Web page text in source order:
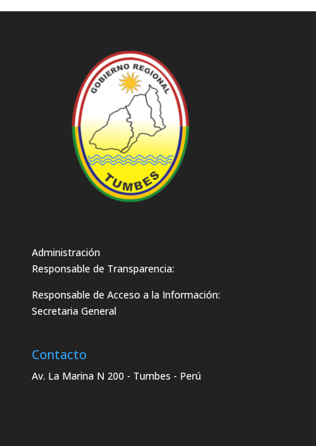
Administración
Responsable de Transparencia:
Responsable de Acceso a la Información:
Secretaria General
Contacto
Av. La Marina N 200 - Tumbes - Perú